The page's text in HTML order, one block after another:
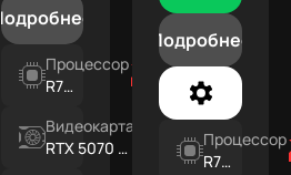
Подробнее
Процессор
R7
Видеокарта
RTX 5070 Ti
Подробнее
Процессор
R7